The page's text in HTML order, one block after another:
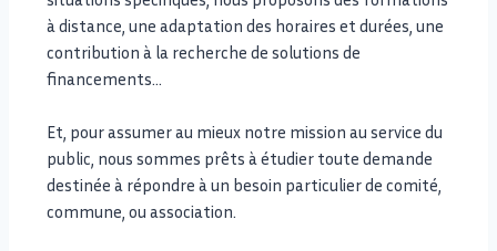
à distance, une adaptation des horaires et durées, une
contribution à la recherche de solutions de
financements…
Et, pour assumer au mieux notre mission au service du
public, nous sommes prêts à étudier toute demande
destinée à répondre à un besoin particulier de comité,
commune, ou association.